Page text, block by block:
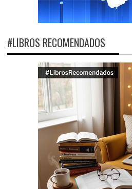
#LIBROS RECOMENDADOS